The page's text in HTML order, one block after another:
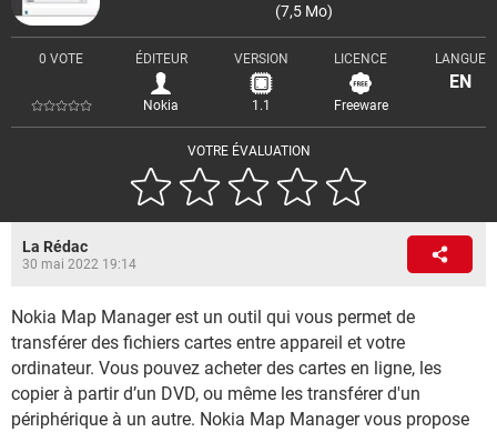
(7,5 Mo)
VOTRE ÉVALUATION
0 VOTE ÉDITEUR
Nokia
VERSION
1.1
LICENCE
Freeware
LANGUE
EN
La Rédac
30 mai 2022 19:14
Nokia Map Manager est un outil qui vous permet de
transférer des fichiers cartes entre appareil et votre
ordinateur. Vous pouvez acheter des cartes en ligne, les
copier à partir d’un DVD, ou même les transférer d'un
périphérique à un autre. Nokia Map Manager vous propose